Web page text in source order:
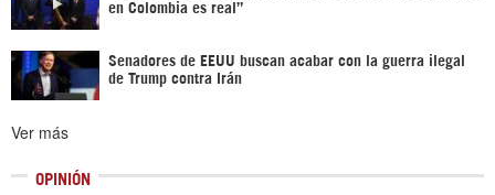
en Colombia es real”
Senadores de EEUU buscan acabar con la guerra ilegal
de Trump contra Irán
Ver más
OPINIÓN